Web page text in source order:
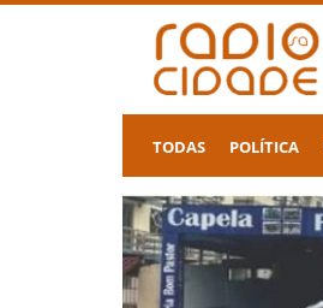
TODAS POLÍTICA